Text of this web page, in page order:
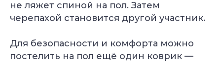
не ляжет спиной на пол. Затем
черепахой становится другой участник.
Для безопасности и комфорта можно
постелить на пол ещё один коврик —